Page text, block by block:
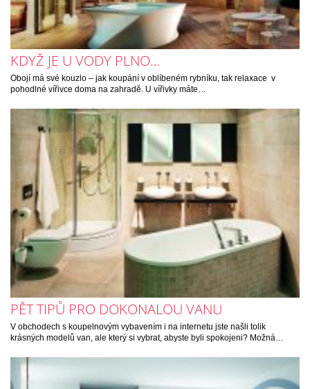
KDYŽ JE U VODY PLNO…
Obojí má své kouzlo – jak koupání v oblíbeném rybníku, tak relaxace v
pohodlné vířivce doma na zahradě. U vířivky máte…
PĚT TIPŮ PRO DOKONALOU VANU
V obchodech s koupelnovým vybavením i na internetu jste našli tolik
krásných modelů van, ale který si vybrat, abyste byli spokojeni? Možná…